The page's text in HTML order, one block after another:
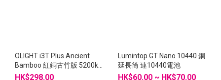
OLIGHT i3T Plus Ancient
Bamboo 紅銅古竹版 5200k
中白光 醫生電筒 電筒筆
HK$298.00
Lumintop GT Nano 10440 銅
延長筒 連10440電池
HK$60.00 ~ HK$70.00